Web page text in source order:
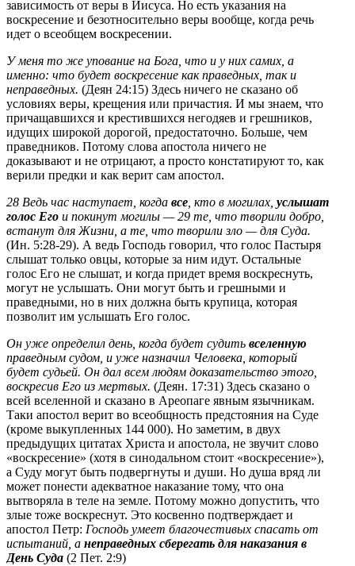
зависимость от веры в Иисуса. Но есть указания на
воскресение и безотносительно веры вообще, когда речь
идет о всеобщем воскресении.
У меня то же упование на Бога, что и у них самих, а
именно: что будет воскресение как праведных, так и
неправедных. (Деян 24:15) Здесь ничего не сказано об
условиях веры, крещения или причастия. И мы знаем, что
причащавшихся и крестившихся негодяев и грешников,
идущих широкой дорогой, предостаточно. Больше, чем
праведников. Потому слова апостола ничего не
доказывают и не отрицают, а просто констатируют то, как
верили предки и как верит сам апостол.
28 Ведь час наступает, когда все, кто в могилах, услышат
голос Его и покинут могилы — 29 те, что творили добро,
встанут для Жизни, а те, что творили зло — для Суда.
(Ин. 5:28-29). А ведь Господь говорил, что голос Пастыря
слышат только овцы, которые за ним идут. Остальные
голос Его не слышат, и когда придет время воскреснуть,
могут не услышать. Они могут быть и грешными и
праведными, но в них должна быть крупица, которая
позволит им услышать Его голос.
Он уже определил день, когда будет судить вселенную
праведным судом, и уже назначил Человека, который
будет судьей. Он дал всем людям доказательство этого,
воскресив Его из мертвых. (Деян. 17:31) Здесь сказано о
всей вселенной и сказано в Ареопаге явным язычникам.
Таки апостол верит во всеобщность предстояния на Суде
(кроме выкупленных 144 000). Но заметим, в двух
предыдущих цитатах Христа и апостола, не звучит слово
«воскресение» (хотя в синодальном стоит «воскресение»),
а Суду могут быть подвергнуты и души. Но душа вряд ли
может понести адекватное наказание тому, что она
вытворяла в теле на земле. Потому можно допустить, что
злые тоже воскреснут. Это косвенно подтверждает и
апостол Петр: Господь умеет благочестивых спасать от
испытаний, а неправедных сберегать для наказания в
День Суда (2 Пет. 2:9)